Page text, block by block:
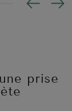
prise